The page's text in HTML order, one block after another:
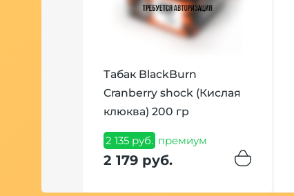
Табак BlackBurn
Cranberry shock (Кислая
клюква) 200 гр
2 135 руб. премиум
2 179 руб.